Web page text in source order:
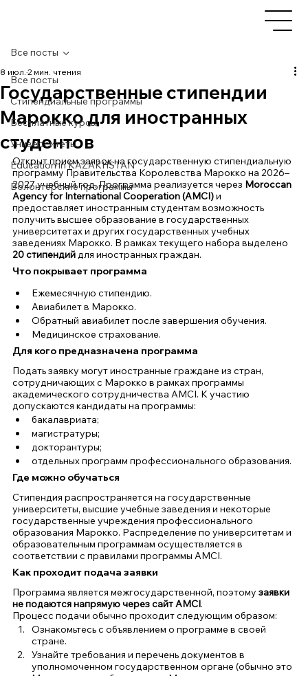
Все посты
Стипендиальные программы
Бесплатные курсы
Университеты
Education in KAZAKHSTAN
Волонтёрские программы
Все посты
Государственные стипендии
Марокко для иностранных
студентов
8 июл. 2 мин. чтения
Открыт прием заявок на государственную стипендиальную
программу Правительства Королевства Марокко на 2026–
2027 учебный год. Программа реализуется через Moroccan
Agency for International Cooperation (AMCI) и
предоставляет иностранным студентам возможность
получить высшее образование в государственных
университетах и других государственных учебных
заведениях Марокко. В рамках текущего набора выделено
20 стипендий для иностранных граждан.
Что покрывает программа
Ежемесячную стипендию.
Авиабилет в Марокко.
Обратный авиабилет после завершения обучения.
Медицинское страхование.
Для кого предназначена программа
Подать заявку могут иностранные граждане из стран,
сотрудничающих с Марокко в рамках программы
академического сотрудничества AMCI. К участию
допускаются кандидаты на программы:
бакалавриата;
магистратуры;
докторантуры;
отдельных программ профессионального образования.
Где можно обучаться
Стипендия распространяется на государственные
университеты, высшие учебные заведения и некоторые
государственные учреждения профессионального
образования Марокко. Распределение по университетам и
образовательным программам осуществляется в
соответствии с правилами программы AMCI.
Как проходит подача заявки
Программа является межгосударственной, поэтому заявки
не подаются напрямую через сайт AMCI.
Процесс подачи обычно проходит следующим образом:
Ознакомьтесь с объявлением о программе в своей
стране.
Узнайте требования и перечень документов в
уполномоченном государственном органе (обычно это